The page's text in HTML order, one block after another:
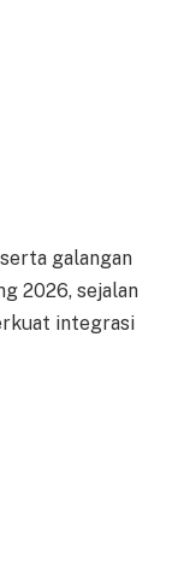
galangan
2026, sejalan
integrasi